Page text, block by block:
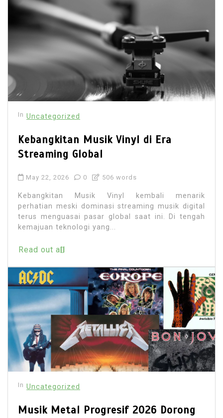
In Uncategorized
Kebangkitan Musik Vinyl di Era
Streaming Global
May 22, 2026 0 506 words
Kebangkitan Musik Vinyl kembali menarik
perhatian meski dominasi streaming musik digital
terus menguasai pasar global saat ini. Di tengah
kemajuan teknologi yang...
Read out all
In Uncategorized
Musik Metal Progresif 2026 Dorong